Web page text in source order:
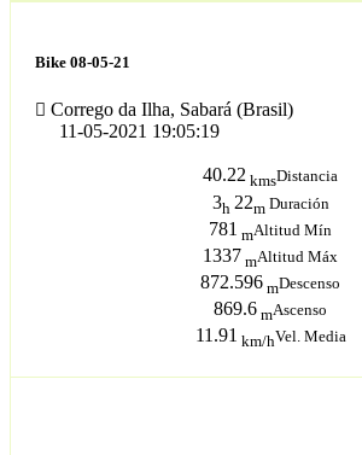
Bike 08-05-21
Corrego da Ilha, Sabará (Brasil)
11-05-2021 19:05:19
40.22 kmsDistancia
3h 22m Duración
781 mAltitud Mín
1337 mAltitud Máx
872.596 mDescenso
869.6 mAscenso
11.91 km/hVel. Media